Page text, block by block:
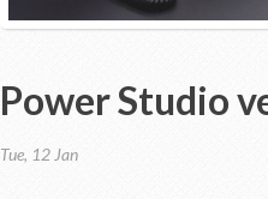
Power Studio
Tue, 12 Jan